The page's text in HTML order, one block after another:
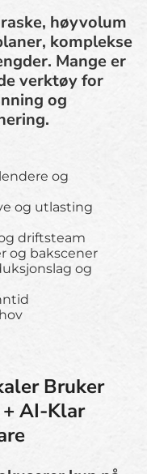
høyvolum
komplekse
Mange er
verktøy for
og
og
og utlasting
driftsteam
og bakscener
og
Bruker
AI-Klar